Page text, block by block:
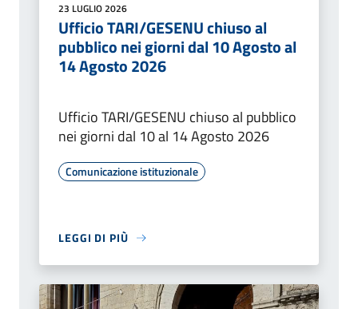
23 LUGLIO 2026
Ufficio TARI/GESENU chiuso al
pubblico nei giorni dal 10 Agosto al
14 Agosto 2026
Ufficio TARI/GESENU chiuso al pubblico
nei giorni dal 10 al 14 Agosto 2026
Comunicazione istituzionale
LEGGI DI PIÙ